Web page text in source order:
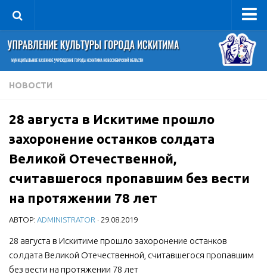
Управление
Руководитель
Сведения об организации
Книга почета культуры
Фотогалерея
Документы
Учредительные документы
Правовая база
Противодействие коррупции
Отчеты о деятельности
Учреждения культуры
НОВОСТИ
28 августа в Искитиме прошло
захоронение останков солдата
Великой Отечественной,
считавшегося пропавшим без вести
на протяжении 78 лет
АВТОР: ADMINISTRATOR · 29.08.2019
28 августа в Искитиме прошло захоронение останков
солдата Великой Отечественной, считавшегося пропавшим
без вести на протяжении 78 лет